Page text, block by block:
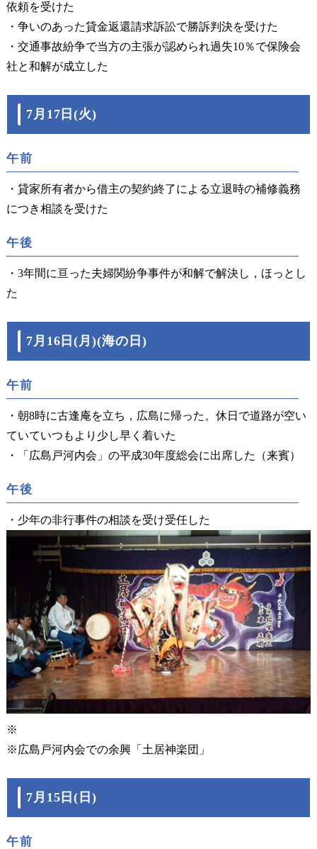
依頼を受けた
・争いのあった貸金返還請求訴訟で勝訴判決を受けた
・交通事故紛争で当方の主張が認められ過失10％で保険会
社と和解が成立した
7月17日(火)
午前
・貸家所有者から借主の契約終了による立退時の補修義務
につき相談を受けた
午後
・3年間に亘った夫婦関紛争事件が和解で解決し，ほっとし
た
7月16日(月)(海の日)
午前
・朝8時に古逢庵を立ち，広島に帰った。休日で道路が空い
ていていつもより少し早く着いた
・「広島戸河内会」の平成30年度総会に出席した（来賓）
午後
・少年の非行事件の相談を受け受任した
※
※広島戸河内会での余興「土居神楽団」
7月15日(日)
午前